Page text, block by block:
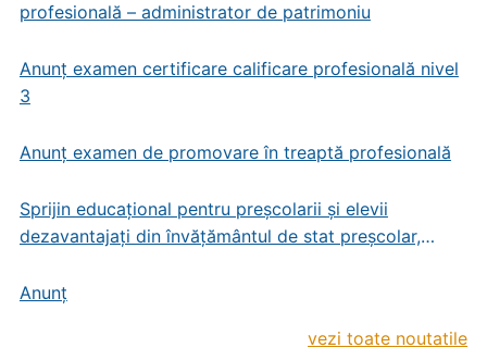
profesională – administrator de patrimoniu
Anunț examen certificare calificare profesională nivel
3
Anunț examen de promovare în treaptă profesională
Sprijin educațional pentru preșcolarii și elevii
dezavantajați din învățământul de stat preșcolar,
Anunț
vezi toate noutatile